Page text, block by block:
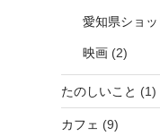
愛知県ショ
映画(2)
たのしいこと (1)
カフェ (9)